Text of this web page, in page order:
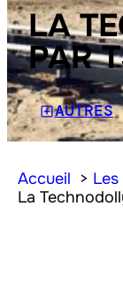
LA
PAR
AUTRES
Accueil
La